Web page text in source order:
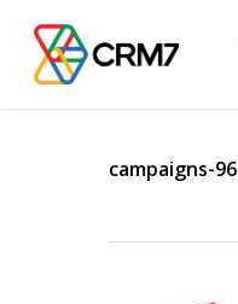
main
campaigns-96